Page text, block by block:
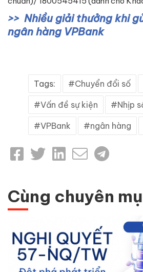
Nhiều giải thưởng khi
ngân hàng VPBank
Tags: Chuyển đổi số
Vấn đề sự kiện Nhịp
VPBank ngân hàng
Cùng chuyên